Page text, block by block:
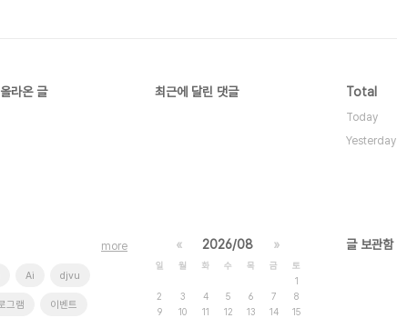
라온 글 최근에 달린 댓글 Total
Today
Yesterday
Ai djvu
그램 이벤트
more « 2026/08 »
일 월 화 수 목 금
토
1
2
3 4 5 6 7
8
9
10 11 12 13 14
15
글 보관함